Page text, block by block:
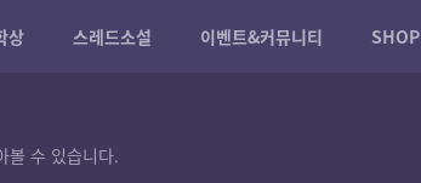
상 스레드소설 이벤트&커뮤니티 SHOP
볼 수 있습니다.